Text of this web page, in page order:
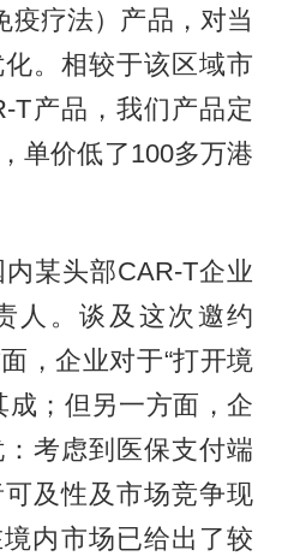
疫疗法）产品，对当
。相较于该区域市
T产品，我们产品定
单价低了100多万港
某头部CAR-T企业
人。谈及这次邀约
，企业对于“打开境
成；但另一方面，企
考虑到医保支付端
及性及市场竞争现
内市场已给出了较